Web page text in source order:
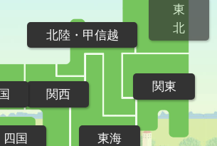
東
北
関東
北陸・甲信越
東海
関西
四国